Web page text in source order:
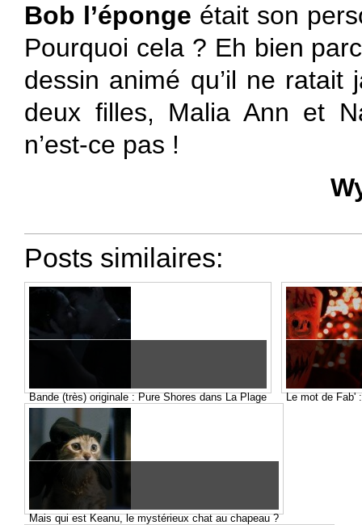
Bob l’éponge était son
Pourquoi cela ? Eh bien
dessin animé qu’il ne ratait
deux filles, Malia Ann et
n’est-ce pas !
Posts similaires:
Bande (très) originale : Pure Shores dans La Plage Le mot de Fab'
Mais qui est Keanu, le mystérieux chat au chapeau ?